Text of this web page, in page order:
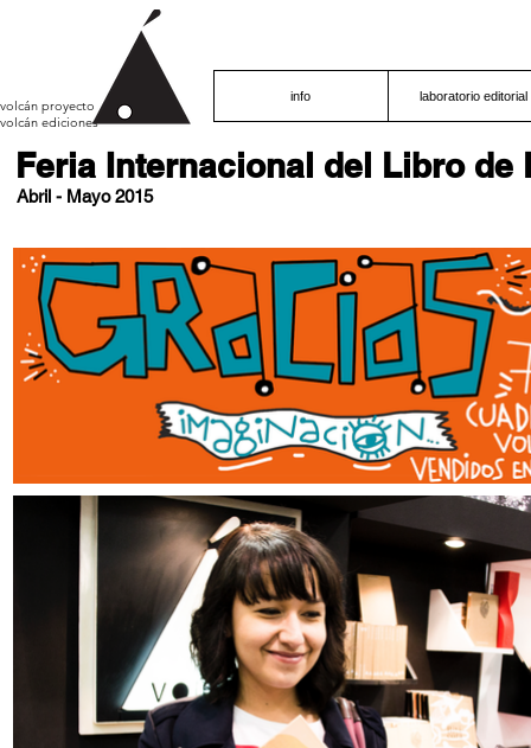
info laboratorio editorial
Feria Internacional del Libro de
Abril - Mayo 2015
volcán proyecto
volcán ediciones